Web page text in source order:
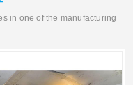
in one of the manufacturing